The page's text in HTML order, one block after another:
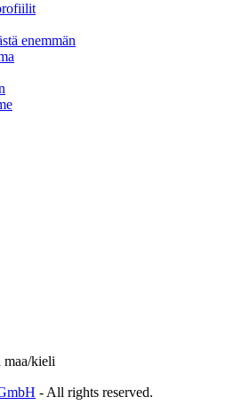
enemmän
maa/kieli
- All rights reserved.